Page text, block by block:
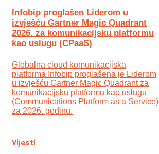
Infobip proglašen Liderom u
izvješću Gartner Magic Quadrant
2026. za komunikacijsku platformu
kao uslugu (CPaaS)
Globalna cloud komunikacijska
platforma Infobip proglašena je Liderom
u izvješću Gartner Magic Quadrant za
komunikacijsku platformu kao uslugu
(Communications Platform as a Service)
za 2026. godinu.
Vijesti